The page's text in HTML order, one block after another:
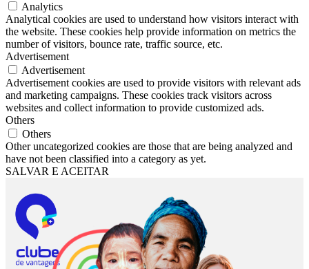
Analytics
Analytical cookies are used to understand how visitors interact with
the website. These cookies help provide information on metrics the
number of visitors, bounce rate, traffic source, etc.
Advertisement
Advertisement
Advertisement cookies are used to provide visitors with relevant ads
and marketing campaigns. These cookies track visitors across
websites and collect information to provide customized ads.
Others
Others
Other uncategorized cookies are those that are being analyzed and
have not been classified into a category as yet.
SALVAR E ACEITAR